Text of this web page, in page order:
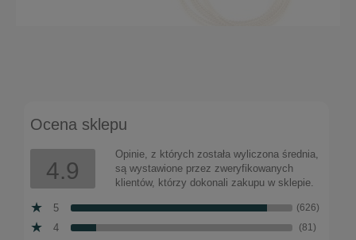
Do koszyka
Ocena sklepu
4.9
Opinie, z których została wyliczona średnia,
są wystawione przez zweryfikowanych
klientów, którzy dokonali zakupu w sklepie.
5 (626)
4 (81)